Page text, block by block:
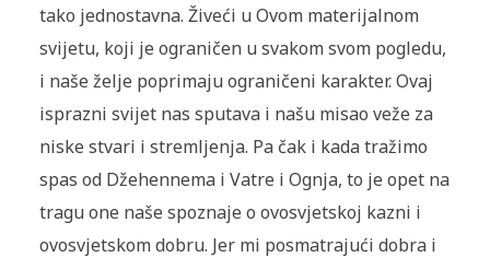
tako jednostavna. Živeći u Ovom materijalnom
svijetu, koji je ograničen u svakom svom pogledu,
i naše želje poprimaju ograničeni karakter. Ovaj
isprazni svijet nas sputava i našu misao veže za
niske stvari i stremljenja. Pa čak i kada tražimo
spas od Džehennema i Vatre i Ognja, to je opet na
tragu one naše spoznaje o ovosvjetskoj kazni i
ovosvjetskom dobru. Jer mi posmatrajući dobra i